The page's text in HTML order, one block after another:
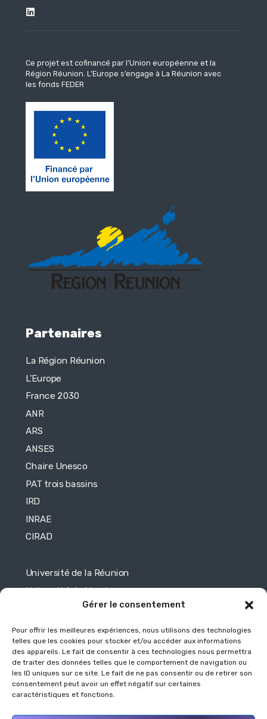
Gérer le consentement
Pour offrir les meilleures expériences, nous utilisons des technologies
telles que les cookies pour stocker et/ou accéder aux informations
des appareils. Le fait de consentir à ces technologies nous permettra
de traiter des données telles que le comportement de navigation ou
les ID uniques sur ce site. Le fait de ne pas consentir ou de retirer son
consentement peut avoir un effet négatif sur certaines
caractéristiques et fonctions.
Ce projet est cofinancé par l’Union européenne et la
Région Réunion. L’Europe s’engage à La Réunion avec
les fonds FEDER
Partenaires
La Région Réunion
L’Europe
France 2030
ANR
ARS
ANSES
Chaire Unesco
PAT trois bassins
IRD
INRAE
CIRAD
Université de la Réunion
Université de Maurice
Université de Toulouse
Université de Mayotte
Légales
Mentions légales